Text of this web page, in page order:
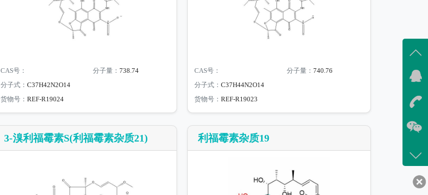
CAS号： 分子量： 738.74
分子式： C37H42N2O14
货物号： REF-R19024
CAS号： 分子量： 740.76
分子式： C37H44N2O14
货物号： REF-R19023
3-溴利福霉素S(利福霉素杂质21) 利福霉素杂质19